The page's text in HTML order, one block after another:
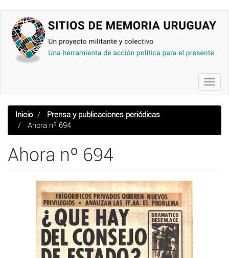
contenido
principal
Inicio
Prensa y publicaciones periódicas
Ahora nº 694
Ahora nº 694